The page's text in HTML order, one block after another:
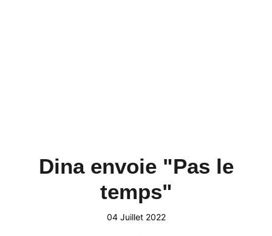
Dina envoie "Pas le
temps"
04 Juillet 2022